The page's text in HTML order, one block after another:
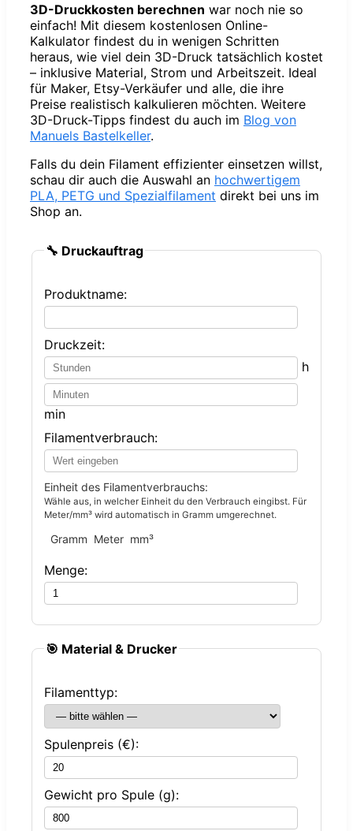
3D-Druckkosten berechnen war noch nie so
einfach! Mit diesem kostenlosen Online-
Kalkulator findest du in wenigen Schritten
heraus, wie viel dein 3D-Druck tatsächlich kostet
– inklusive Material, Strom und Arbeitszeit. Ideal
für Maker, Etsy-Verkäufer und alle, die ihre
Preise realistisch kalkulieren möchten. Weitere
3D-Druck-Tipps findest du auch im Blog von
Manuels Bastelkeller.
Falls du dein Filament effizienter einsetzen willst,
schau dir auch die Auswahl an hochwertigem
PLA, PETG und Spezialfilament direkt bei uns im
Shop an.
🔧 Druckauftrag
Produktname:
Druckzeit:
h
min
Filamentverbrauch:
Einheit des Filamentverbrauchs:
Wähle aus, in welcher Einheit du den Verbrauch eingibst. Für
Meter/mm³ wird automatisch in Gramm umgerechnet.
Gramm Meter mm³
Menge:
🎯 Material & Drucker
Filamenttyp:
Spulenpreis (€):
Gewicht pro Spule (g):